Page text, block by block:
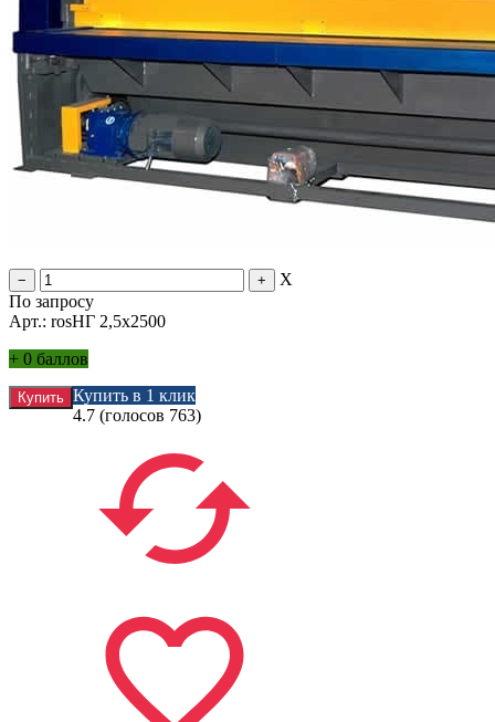
X
По запросу
Арт.: rosНГ 2,5х2500
+ 0 баллов
Купить в 1 клик
4.7 (голосов 763)